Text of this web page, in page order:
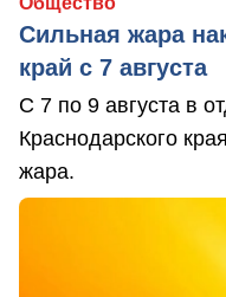
Сильная жара
край с 7 августа
С 7 по 9 августа в
Краснодарского
жара.